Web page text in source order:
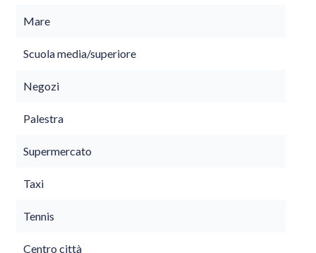
Mare
Scuola media/superiore
Negozi
Palestra
Supermercato
Taxi
Tennis
Centro città